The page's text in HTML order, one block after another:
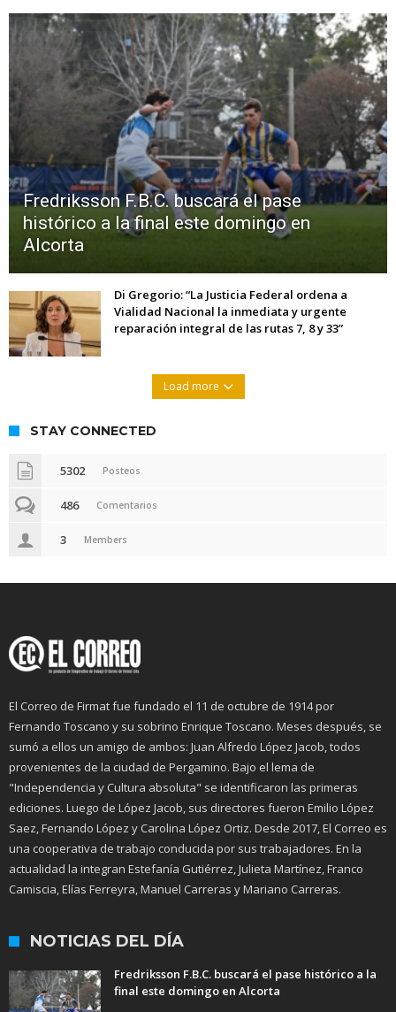
Fredriksson F.B.C. buscará el pase
histórico a la final este domingo en
Alcorta
Di Gregorio: “La Justicia Federal ordena a
Vialidad Nacional la inmediata y urgente
reparación integral de las rutas 7, 8 y 33”
Load more
STAY CONNECTED
5302 Posteos
486 Comentarios
3 Members
El Correo de Firmat fue fundado el 11 de octubre de 1914 por
Fernando Toscano y su sobrino Enrique Toscano. Meses después, se
sumó a ellos un amigo de ambos: Juan Alfredo López Jacob, todos
provenientes de la ciudad de Pergamino. Bajo el lema de
"Independencia y Cultura absoluta" se identificaron las primeras
ediciones. Luego de López Jacob, sus directores fueron Emilio López
Saez, Fernando López y Carolina López Ortiz. Desde 2017, El Correo es
una cooperativa de trabajo conducida por sus trabajadores. En la
actualidad la integran Estefanía Gutiérrez, Julieta Martínez, Franco
Camiscia, Elías Ferreyra, Manuel Carreras y Mariano Carreras.
NOTICIAS DEL DÍA
Fredriksson F.B.C. buscará el pase histórico a la
final este domingo en Alcorta